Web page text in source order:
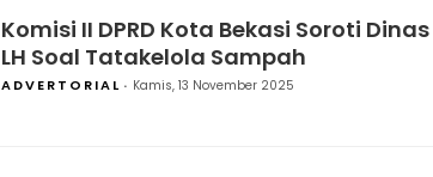
Komisi II DPRD Kota Bekasi Soroti Dinas
LH Soal Tatakelola Sampah
ADVERTORIAL Kamis, 13 November 2025